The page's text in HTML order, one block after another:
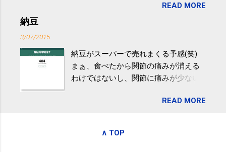
減らなくても効果があるという。 正田
波大「減量しなくても効果」 - ニュー
ス - アピタル（医療・健康）
が『たみこの海パック』。 ボランティ
全く考えていなかったので、貰えると
少しづつ復興してる感が伝わってきて
嬉しいです。 あと、ふるさと納税が節
ですが、節税になるほど稼げていない
税務局｜ふるさと納税など個人住民税
READ MORE
納豆
3/07/2015
納豆がスーパーで売れまくる予感(笑)
まぁ、食べたから関節の痛みが消える
わけではないし、関節に痛みが少ない
ど。。 「関節の老化」は、「コンドロ
歳をピークにして、体内で作られる量
READ MORE
∧ TOP